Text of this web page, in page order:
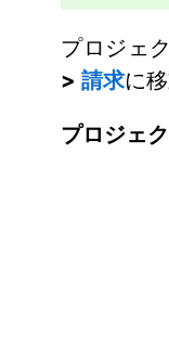
プロジェ
> 請求に移
プロジェ